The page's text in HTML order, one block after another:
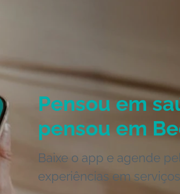
Pensou em
pensou em
Baixe o app e agende
experiências em